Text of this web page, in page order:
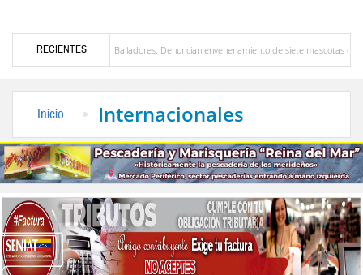
RECIENTES
en Bailadores: Denuncian envenenamiento de siete mascotas en El Rincón de La
Inicio Internacionales